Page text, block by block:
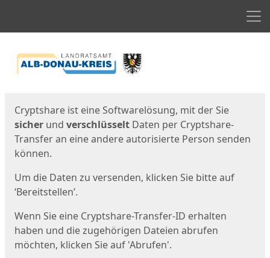
Cryptshare ist eine Softwarelösung, mit der Sie
sicher und verschlüsselt Daten per Cryptshare-
Transfer an eine andere autorisierte Person senden
können.
Um die Daten zu versenden, klicken Sie bitte auf
‘Bereitstellen’.
Wenn Sie eine Cryptshare-Transfer-ID erhalten
haben und die zugehörigen Dateien abrufen
möchten, klicken Sie auf 'Abrufen'.